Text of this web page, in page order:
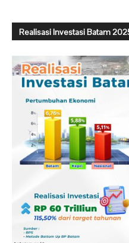
Realisasi Investasi Batam